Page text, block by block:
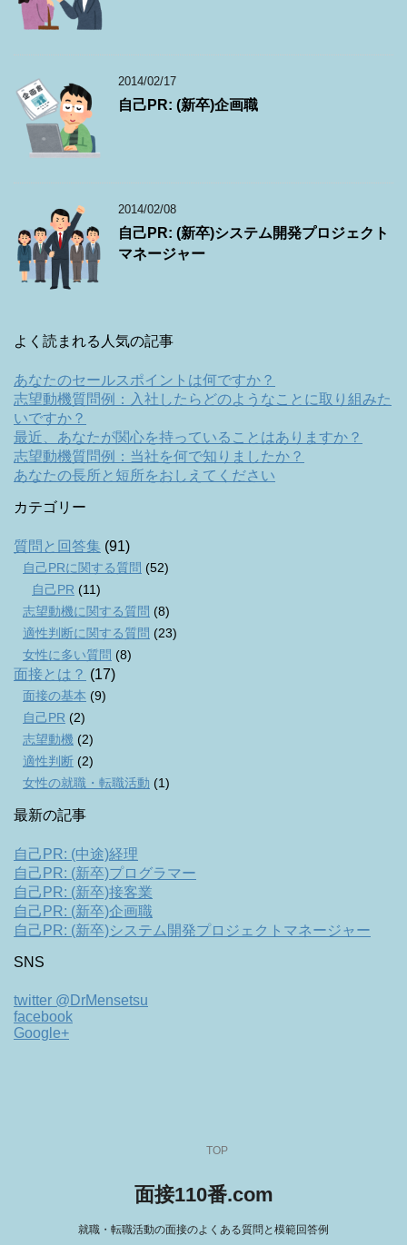
2014/02/17
自己PR: (新卒)企画職
2014/02/08
自己PR: (新卒)システム開発プロジェクト
マネージャー
よく読まれる人気の記事
あなたのセールスポイントは何ですか？
志望動機質問例：入社したらどのようなことに取り組みた
いですか？
最近、あなたが関心を持っていることはありますか？
志望動機質問例：当社を何で知りましたか？
あなたの長所と短所をおしえてください
カテゴリー
質問と回答集 (91)
自己PRに関する質問 (52)
自己PR (11)
志望動機に関する質問 (8)
適性判断に関する質問 (23)
女性に多い質問 (8)
面接とは？ (17)
面接の基本 (9)
自己PR (2)
志望動機 (2)
適性判断 (2)
女性の就職・転職活動 (1)
最新の記事
自己PR: (中途)経理
自己PR: (新卒)プログラマー
自己PR: (新卒)接客業
自己PR: (新卒)企画職
自己PR: (新卒)システム開発プロジェクトマネージャー
SNS
twitter @DrMensetsu
facebook
Google+
TOP
面接110番.com
就職・転職活動の面接のよくある質問と模範回答例